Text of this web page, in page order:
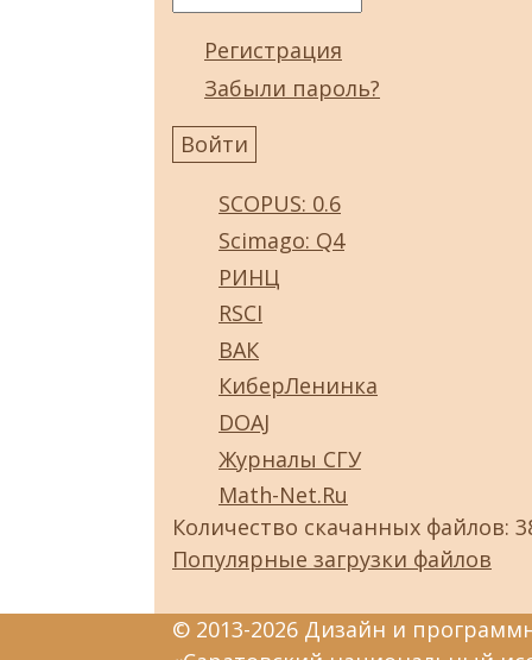
Регистрация
Забыли пароль?
SCOPUS: 0.6
Scimago: Q4
РИНЦ
RSCI
ВАК
КиберЛенинка
DOAJ
Журналы СГУ
Math-Net.Ru
Количество скачанных файлов:
Популярные загрузки файлов
© 2013-2026 Дизайн и